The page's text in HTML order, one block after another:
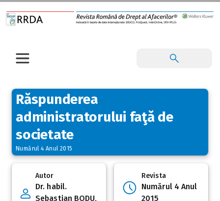
Răspunderea
administratorului faţă de
societate
Numărul 4 Anul 2015
Autor
Dr. habil.
Sebastian BODU,
Revista
Numărul 4 Anul
2015